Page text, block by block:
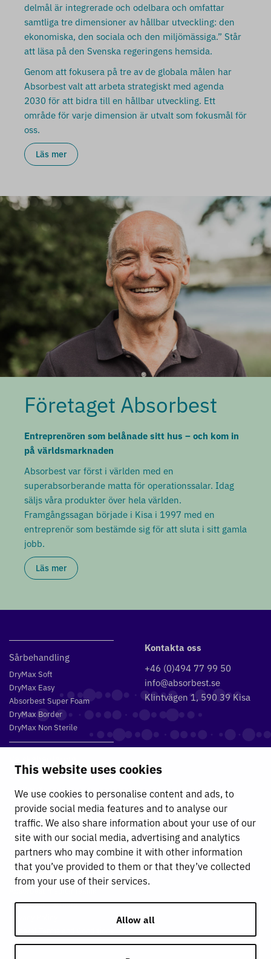
This website uses cookies
We use cookies to personalise content and ads, to
provide social media features and to analyse our
traffic. We also share information about your use of our
site with our social media, advertising and analytics
partners who may combine it with other information
that you’ve provided to them or that they’ve collected
from your use of their services.
Allow all
delmål är integrerade och odelbara och omfattar
samtliga tre dimensioner av hållbar utveckling: den
ekonomiska, den sociala och den miljömässiga.” Står
att läsa på den Svenska regeringens hemsida.
Genom att fokusera på tre av de globala målen har
Absorbest valt att arbeta strategiskt med agenda
2030 för att bidra till en hållbar utveckling. Ett
område för varje dimension är utvalt som fokusmål för
oss.
Läs mer
Företaget Absorbest
Entreprenören som belånade sitt hus – och kom in
på världsmarknaden
Absorbest var först i världen med en
superabsorberande matta för operationssalar. Idag
säljs våra produkter över hela världen.
Framgångssagan började i Kisa i 1997 med en
entreprenör som bestämde sig för att sluta i sitt gamla
jobb.
Läs mer
Sårbehandling
DryMax Soft
DryMax Easy
Absorbest Super Foam
DryMax Border
DryMax Non Sterile
DryMax 2.4
DryMax XL
DryMax Combimat
DryMax Triple
DryMax Comfort
DryMax Sterile
Absorbest
Absorbest medicinteknik
Absorbest Partners
Kontakta oss
+46 (0)494 77 99 50
info@absorbest.se
Klintvägen 1, 590 39 Kisa